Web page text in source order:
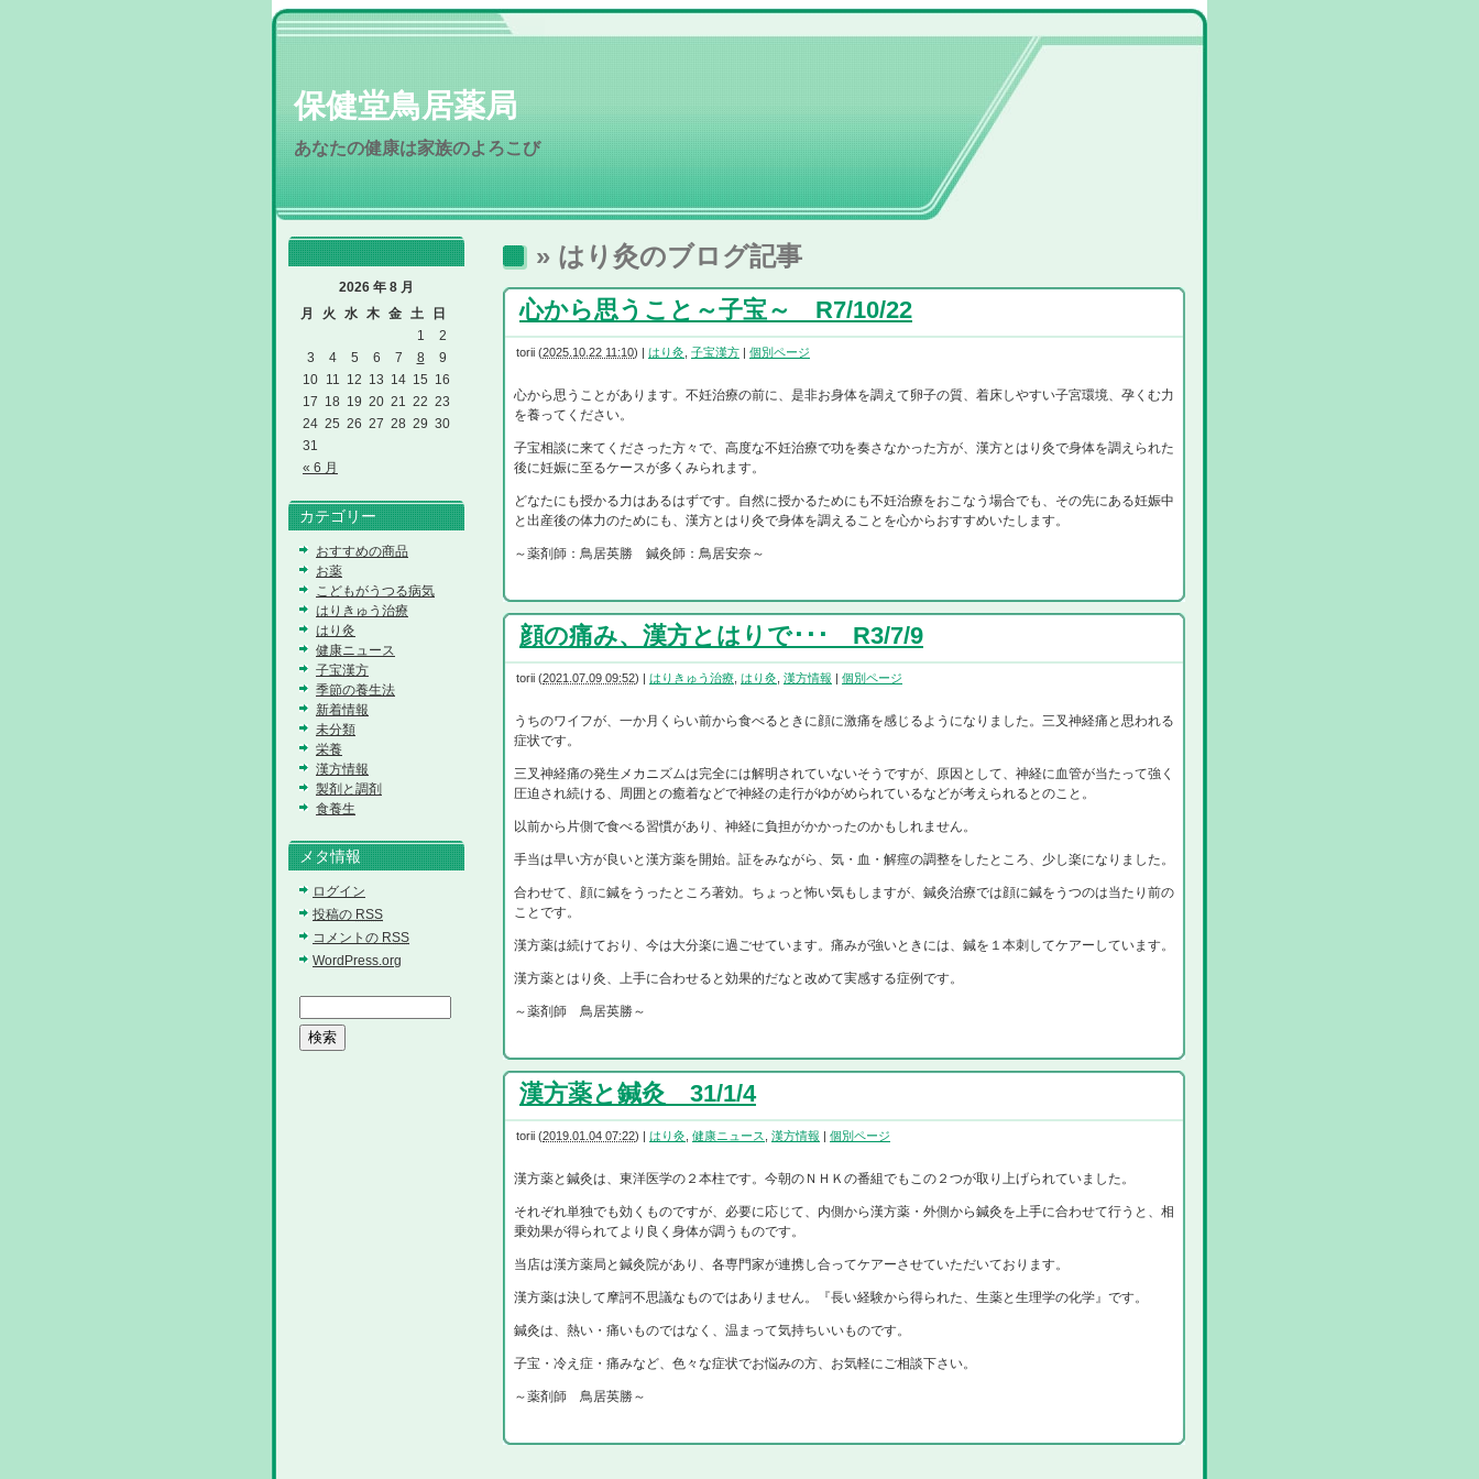
保健堂鳥居薬局
あなたの健康は家族のよろこび
» はり灸のブログ記事
心から思うこと～子宝～ R7/10/22
torii (2025.10.22 11:10) | はり灸 子宝漢方 | 個別ページ
心から思うことがあります。不妊治療の前に、是非お身体を調えて卵子の質、着床しやすい子宮環境、孕くむ力
を養ってください。
子宝相談に来てくださった方々で、高度な不妊治療で功を奏さなかった方が、漢方とはり灸で身体を調えられた
後に妊娠に至るケースが多くみられます。
どなたにも授かる力はあるはずです。自然に授かるためにも不妊治療をおこなう場合でも、その先にある妊娠中
と出産後の体力のためにも、漢方とはり灸で身体を調えることを心からおすすめいたします。
～薬剤師：鳥居英勝 鍼灸師：鳥居安奈～
顔の痛み、漢方とはりで･･･ R3/7/9
torii (2021.07.09 09:52) | はりきゅう治療 はり灸 漢方情報 | 個別ページ
うちのワイフが、一か月くらい前から食べるときに顔に激痛を感じるようになりました。三叉神経痛と思われる
症状です。
三叉神経痛の発生メカニズムは完全には解明されていないそうですが、原因として、神経に血管が当たって強く
圧迫され続ける、周囲との癒着などで神経の走行がゆがめられているなどが考えられるとのこと。
以前から片側で食べる習慣があり、神経に負担がかかったのかもしれません。
手当は早い方が良いと漢方薬を開始。証をみながら、気・血・解痙の調整をしたところ、少し楽になりました。
合わせて、顔に鍼をうったところ著効。ちょっと怖い気もしますが、鍼灸治療では顔に鍼をうつのは当たり前の
ことです。
漢方薬は続けており、今は大分楽に過ごせています。痛みが強いときには、鍼を１本刺してケアーしています。
漢方薬とはり灸、上手に合わせると効果的だなと改めて実感する症例です。
～薬剤師 鳥居英勝～
漢方薬と鍼灸 31/1/4
torii (2019.01.04 07:22) | はり灸 健康ニュース 漢方情報 | 個別ページ
漢方薬と鍼灸は、東洋医学の２本柱です。今朝のＮＨＫの番組でもこの２つが取り上げられていました。
それぞれ単独でも効くものですが、必要に応じて、内側から漢方薬・外側から鍼灸を上手に合わせて行うと、相
乗効果が得られてより良く身体が調うものです。
当店は漢方薬局と鍼灸院があり、各専門家が連携し合ってケアーさせていただいております。
漢方薬は決して摩訶不思議なものではありません。『長い経験から得られた、生薬と生理学の化学』です。
鍼灸は、熱い・痛いものではなく、温まって気持ちいいものです。
子宝・冷え症・痛みなど、色々な症状でお悩みの方、お気軽にご相談下さい。
～薬剤師 鳥居英勝～
2026 年 8 月
月
火 水 木 金 土 日
« 6 月
1
2
3
4 5 6 7 8
9
10 11 12 13 14 15 16
17 18 19 20 21 22 23
24 25 26 27 28 29 30
31
カテゴリー
おすすめの商品
お薬
こどもがうつる病気
はりきゅう治療
はり灸
健康ニュース
子宝漢方
季節の養生法
新着情報
未分類
栄養
漢方情報
製剤と調剤
食養生
メタ情報
ログイン
投稿の RSS
コメントの RSS
WordPress.org